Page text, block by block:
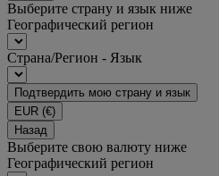
Выберите страну и язык ниже
Географический регион
Страна/Регион - Язык
Подтвердить мою страну и язык
EUR (€)
Назад
Выберите свою валюту ниже
Географический регион